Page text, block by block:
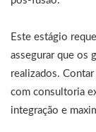
Este estágio
assegurar que os
realizados.
com consultoria
integração e